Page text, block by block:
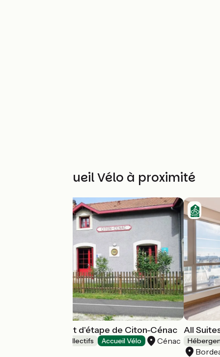
Autres Accueil Vélo à proximité
Gîte de séjour et d'étape de Citon-Cénac
Hébergements collectifs Accueil Vélo Cénac
All